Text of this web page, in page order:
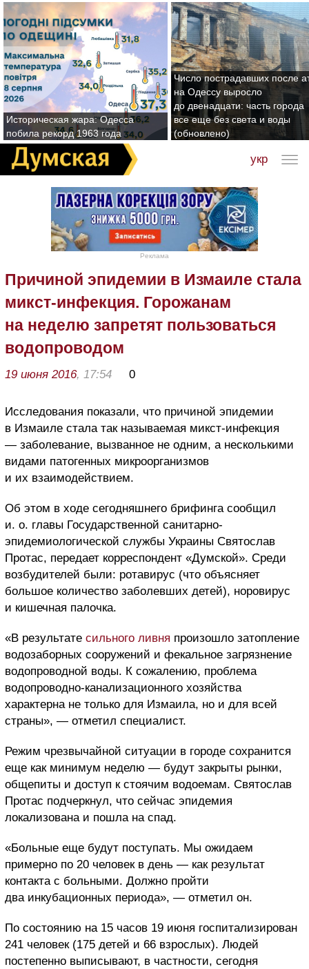
Историческая жара: Одесса
побила рекорд 1963 года
Число пострадавших после
на Одессу выросло
до двенадцати: часть города
все еще без света и воды
(обновлено)
укр
Реклама
Причиной эпидемии в Измаиле стала
микст-инфекция. Горожанам
на неделю запретят пользоваться
водопроводом
19 июня 2016, 17:54 0
Исследования показали, что причиной эпидемии
в Измаиле стала так называемая микст-инфекция
— заболевание, вызванное не одним, а несколькими
видами патогенных микроорганизмов
и их взаимодействием.
Об этом в ходе сегодняшнего брифинга сообщил
и. о. главы Государственной санитарно-
эпидемиологической службы Украины Святослав
Протас, передает корреспондент «Думской». Среди
возбудителей были: ротавирус (что объясняет
большое количество заболевших детей), норовирус
и кишечная палочка.
«В результате сильного ливня произошло затопление
водозаборных сооружений и фекальное загрязнение
водопроводной воды. К сожалению, проблема
водопроводно-канализационного хозяйства
характерна не только для Измаила, но и для всей
страны», — отметил специалист.
Режим чрезвычайной ситуации в городе сохранится
еще как минимум неделю — будут закрыты рынки,
общепиты и доступ к стоячим водоемам. Святослав
Протас подчеркнул, что сейчас эпидемия
локализована и пошла на спад.
«Больные еще будут поступать. Мы ожидаем
примерно по 20 человек в день — как результат
контакта с больными. Должно пройти
два инкубационных периода», — отметил он.
По состоянию на 15 часов 19 июня госпитализирован
241 человек (175 детей и 66 взрослых). Людей
постепенно выписывают, в частности, сегодня